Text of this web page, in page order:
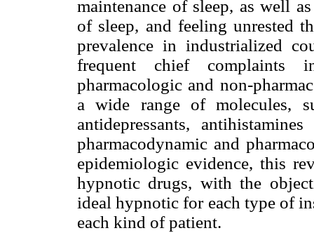
maintenance of sleep, as well
of sleep, and feeling unrested
prevalence in industrialized
frequent chief complaints
pharmacologic and non-
a wide range of molecules,
antidepressants,
pharmacodynamic and
epidemiologic evidence, this
hypnotic drugs, with the
ideal hypnotic for each type of
each kind of patient.